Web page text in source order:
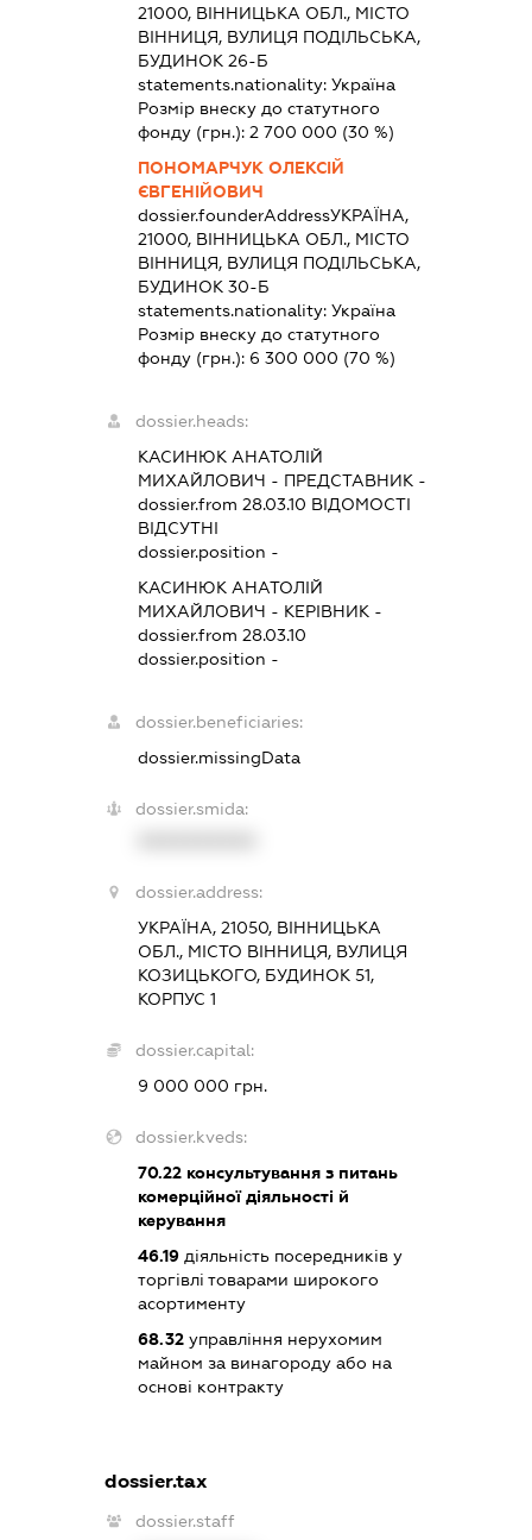
21000, ВІННИЦЬКА ОБЛ., МІСТО
ВІННИЦЯ, ВУЛИЦЯ ПОДІЛЬСЬКА,
БУДИНОК 26-Б
statements.nationality: Україна
Розмір внеску до статутного
фонду (грн.): 2 700 000 (30 %)
ПОНОМАРЧУК ОЛЕКСІЙ
ЄВГЕНІЙОВИЧ
dossier.founderAddressУКРАЇНА,
21000, ВІННИЦЬКА ОБЛ., МІСТО
ВІННИЦЯ, ВУЛИЦЯ ПОДІЛЬСЬКА,
БУДИНОК 30-Б
statements.nationality: Україна
Розмір внеску до статутного
фонду (грн.): 6 300 000 (70 %)
dossier.heads:
КАСИНЮК АНАТОЛІЙ
МИХАЙЛОВИЧ - ПРЕДСТАВНИК -
dossier.from 28.03.10 ВІДОМОСТІ
ВІДСУТНІ
dossier.position -
КАСИНЮК АНАТОЛІЙ
МИХАЙЛОВИЧ - КЕРІВНИК -
dossier.from 28.03.10
dossier.position -
dossier.beneficiaries:
dossier.missingData
dossier.smida:
dossier.address:
УКРАЇНА, 21050, ВІННИЦЬКА
ОБЛ., МІСТО ВІННИЦЯ, ВУЛИЦЯ
КОЗИЦЬКОГО, БУДИНОК 51,
КОРПУС 1
dossier.capital:
9 000 000 грн.
dossier.kveds:
70.22консультування з питань
комерційної діяльності й
керування
46.19діяльність посередників у
торгівлі товарами широкого
асортименту
68.32управління нерухомим
майном за винагороду або на
основі контракту
dossier.tax
dossier.staff